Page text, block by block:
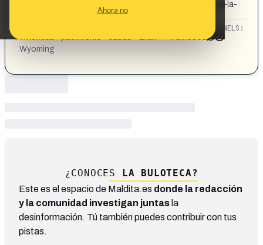
Ahora no
presentador-con-19-casas-que-defiende-el-derecho-a-la-
viviendas · patrimonio · casas · Gran
Wyoming
Famosos
CHANNELS:
¿CONOCES LA BULOTECA?
Este es el espacio de Maldita.es donde la redacción
y la comunidad investigan juntas la
desinformación. Tú también puedes contribuir con tus
pistas.